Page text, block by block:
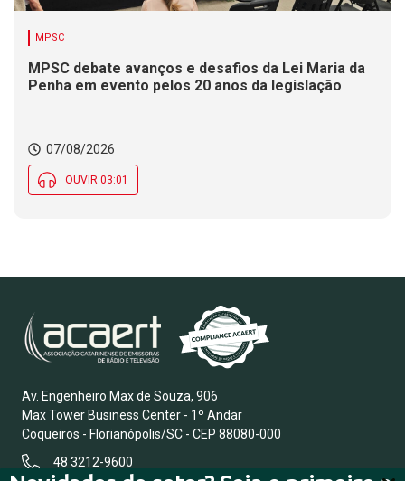
MPSC
MPSC debate avanços e desafios da Lei Maria da
Penha em evento pelos 20 anos da legislação
07/08/2026
OUVIR 03:01
Av. Engenheiro Max de Souza, 906
Max Tower Business Center - 1º Andar
Coqueiros - Florianópolis/SC - CEP 88080-000
48 3212-9600